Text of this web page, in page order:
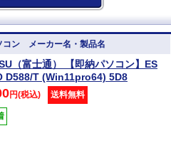
コン メーカー名・製品名
（富士通） 【即納パソコン】ES
D588/T (Win11pro64) 5D8
円(税込) 送料無料